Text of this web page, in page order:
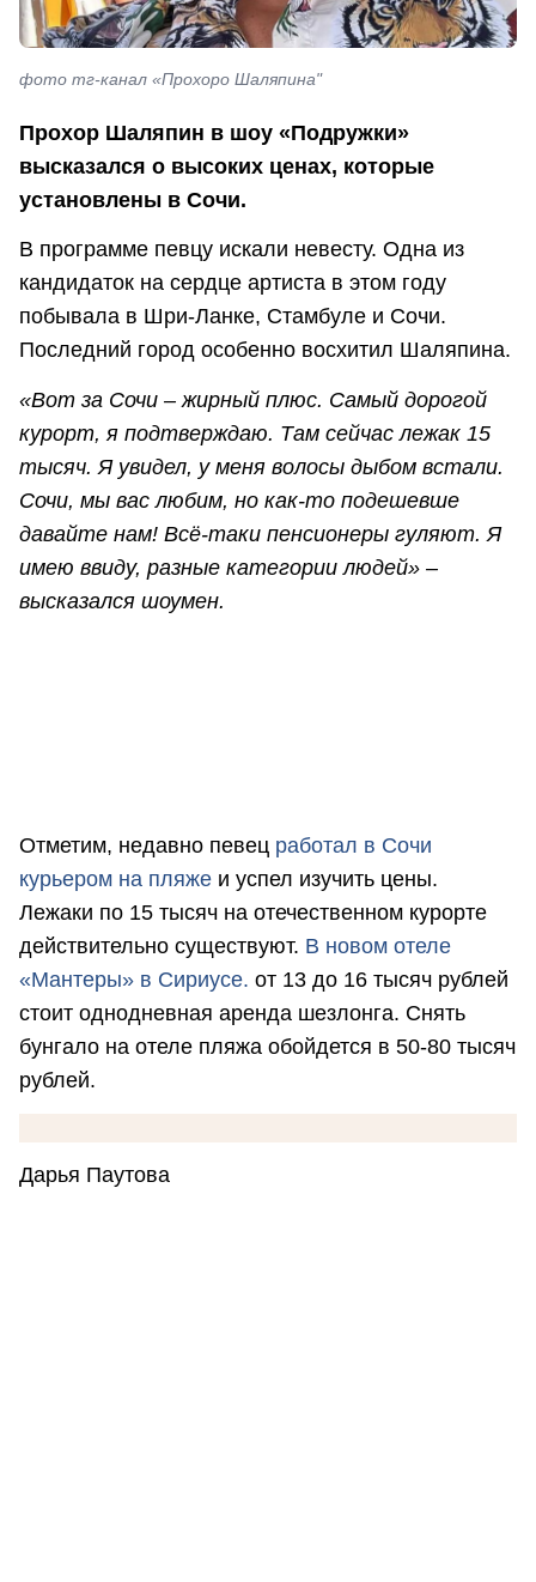
фото тг-канал «Прохоро Шаляпина"
Прохор Шаляпин в шоу «Подружки»
высказался о высоких ценах, которые
установлены в Сочи.
В программе певцу искали невесту. Одна из
кандидаток на сердце артиста в этом году
побывала в Шри-Ланке, Стамбуле и Сочи.
Последний город особенно восхитил Шаляпина.
«Вот за Сочи – жирный плюс. Самый дорогой
курорт, я подтверждаю. Там сейчас лежак 15
тысяч. Я увидел, у меня волосы дыбом встали.
Сочи, мы вас любим, но как-то подешевше
давайте нам! Всё-таки пенсионеры гуляют. Я
имею ввиду, разные категории людей» –
высказался шоумен.
Отметим, недавно певец работал в Сочи
курьером на пляже и успел изучить цены.
Лежаки по 15 тысяч на отечественном курорте
действительно существуют. В новом отеле
«Мантеры» в Сириусе. от 13 до 16 тысяч рублей
стоит однодневная аренда шезлонга. Снять
бунгало на отеле пляжа обойдется в 50-80 тысяч
рублей.
Дарья Паутова